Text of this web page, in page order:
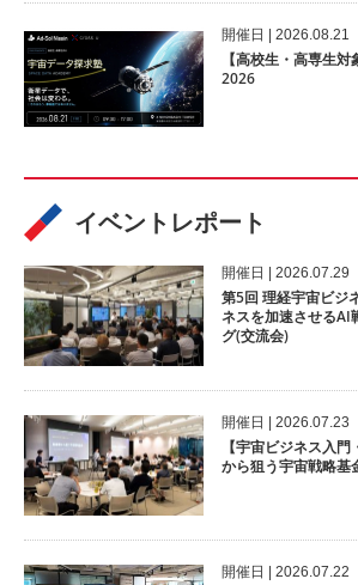
開催⽇ | 2026.08.21
【高校生・高専生
2026
イベントレポート
開催⽇ | 2026.07.29
第5回 理経宇宙ビジ
ネスを加速させるAI
グ(交流会)
開催⽇ | 2026.07.23
【宇宙ビジネス入
から狙う宇宙戦略基
開催⽇ | 2026.07.22